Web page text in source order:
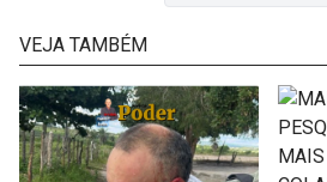
VEJA TAMBÉM